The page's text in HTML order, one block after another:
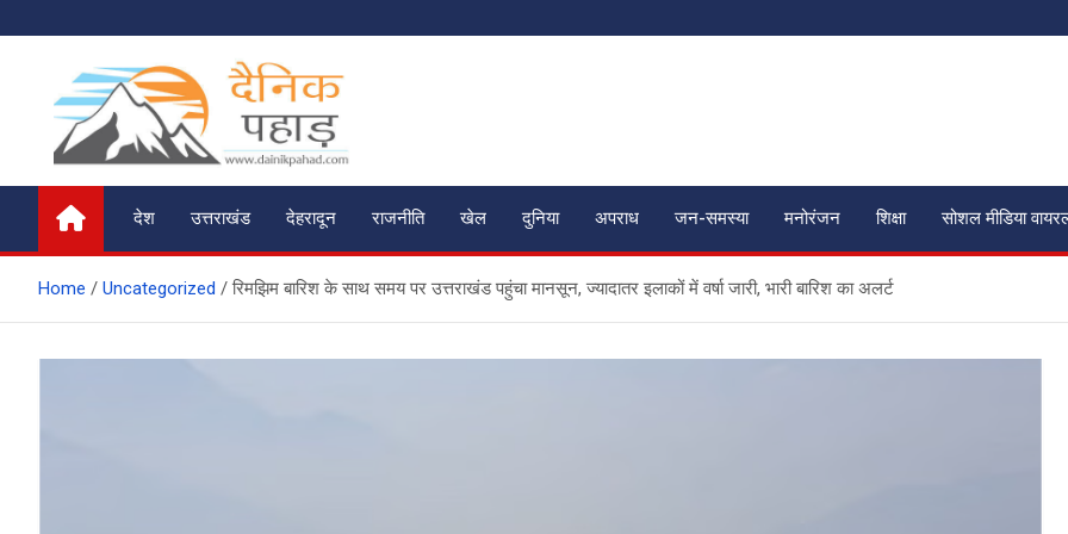
to
दैनिक पहाड़
News of the Day
देश
उत्तराखंड देहरादून राजनीति खेल दुनिया अपराध जन-समस्या मनोरंजन शिक्षा सोशल मीडिया
Home Uncategorized रिमझिम बारिश के साथ समय पर उत्तराखंड पहुंचा मानसून, ज्यादातर इलाकों में वर्षा जारी, भारी बारिश का अलर्ट